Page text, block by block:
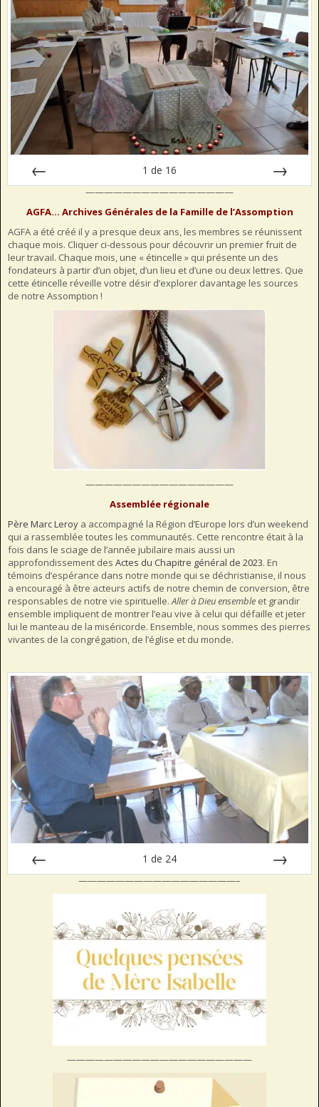
1 de 16
————————————————
AGFA… Archives Générales de la Famille de l’Assomption
AGFA a été créé il y a presque deux ans, les membres se réunissent
chaque mois. Cliquer ci-dessous pour découvrir un premier fruit de
leur travail. Chaque mois, une « étincelle » qui présente un des
fondateurs à partir d’un objet, d’un lieu et d’une ou deux lettres. Que
cette étincelle réveille votre désir d’explorer davantage les sources
de notre Assomption !
————————————————
Assemblée régionale
Père Marc Leroy a accompagné la Région d’Europe lors d’un weekend
qui a rassemblée toutes les communautés. Cette rencontre était à la
fois dans le sciage de l’année jubilaire mais aussi un
approfondissement des Actes du Chapitre général de 2023. En
témoins d’espérance dans notre monde qui se déchristianise, il nous
a encouragé à être acteurs actifs de notre chemin de conversion, être
responsables de notre vie spirituelle.Aller à Dieu ensemble et grandir
ensemble impliquent de montrer l’eau vive à celui qui défaille et jeter
lui le manteau de la miséricorde. Ensemble, nous sommes des pierres
vivantes de la congrégation, de l’église et du monde.
1 de 24
—————————————————–
————————————————————